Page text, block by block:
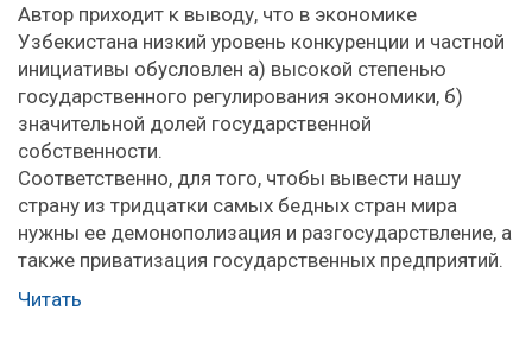
Автор приходит к выводу, что в экономике
Узбекистана низкий уровень конкуренции и частной
инициативы обусловлен а) высокой степенью
государственного регулирования экономики, б)
значительной долей государственной
собственности.
Соответственно, для того, чтобы вывести нашу
страну из тридцатки самых бедных стран мира
нужны ее демонополизация и разгосударствление, а
также приватизация государственных предприятий.
Читать